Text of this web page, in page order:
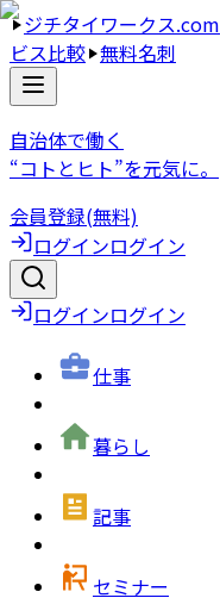
ジチタイワークス.com
ビス比較 無料名刺
自治体で働く
“コトとヒト”を元気に。
会員登録(無料)
ログインログイン
ログインログイン
仕事
暮らし
記事
セミナー